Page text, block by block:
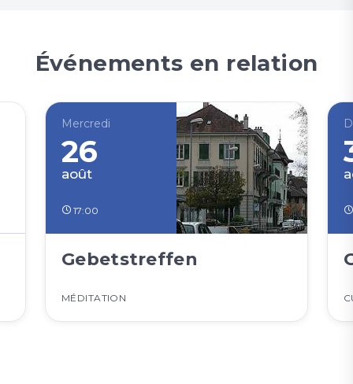
Événements en relation
Mercredi
26
août
17:00
Gebetstreffen
MÉDITATION